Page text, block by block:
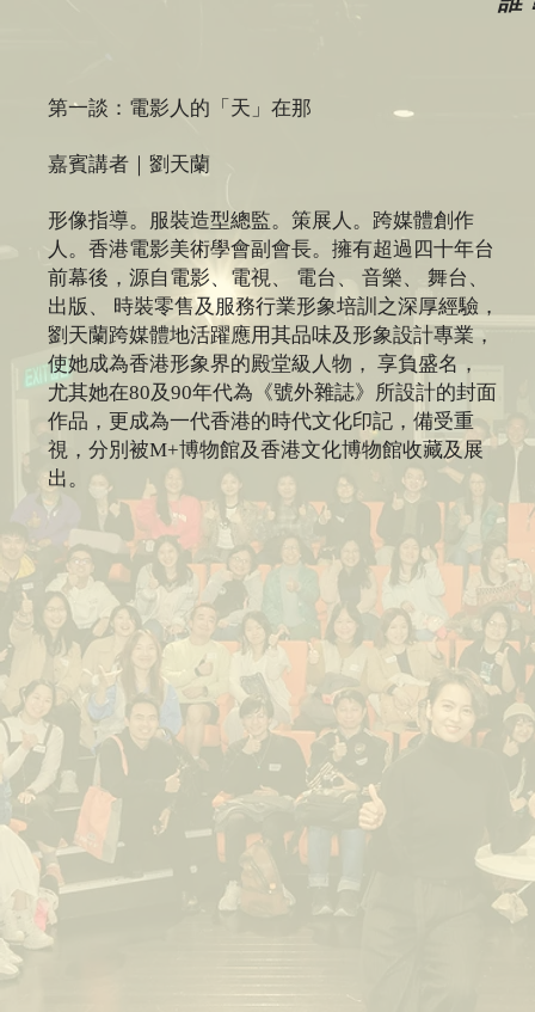
第一談：電影人的「天」在那
嘉賓講者｜劉天蘭
形像指導。服裝造型總監。策展人。跨媒體創作
人。香港電影美術學會副會長。擁有超過四十年台
前幕後，源自電影、電視、 電台、 音樂、 舞台、
出版、 時裝零售及服務行業形象培訓之深厚經驗，
劉天蘭跨媒體地活躍應用其品味及形象設計專業，
使她成為香港形象界的殿堂級人物， 享負盛名，
尤其她在80及90年代為《號外雜誌》所設計的封面
作品，更成為一代香港的時代文化印記，備受重
視，分別被M+博物館及香港文化博物館收藏及展
出。